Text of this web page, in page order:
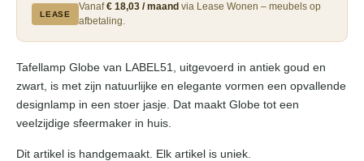
LEASE
Vanaf€ 18,03 / maand via Lease Wonen – meubels op
afbetaling.
Tafellamp Globe van LABEL51, uitgevoerd in antiek goud en
zwart, is met zijn natuurlijke en elegante vormen een opvallende
designlamp in een stoer jasje. Dat maakt Globe tot een
veelzijdige sfeermaker in huis.
Dit artikel is handgemaakt. Elk artikel is uniek.